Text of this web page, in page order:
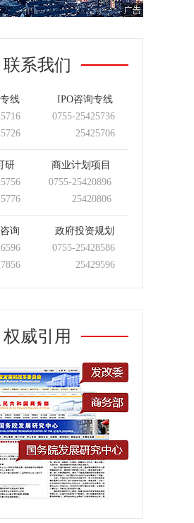
联系我们
线
IPO咨询专线
0755-25425736
25425706
研
商业计划项目
0755-25420896
25420806
询
政府投资规划
0755-25428586
25429596
权威引用